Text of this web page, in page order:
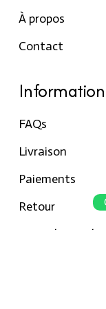
À propos
Contact
Information
FAQs
Livraison
Paiements
Retour
Conseils pour